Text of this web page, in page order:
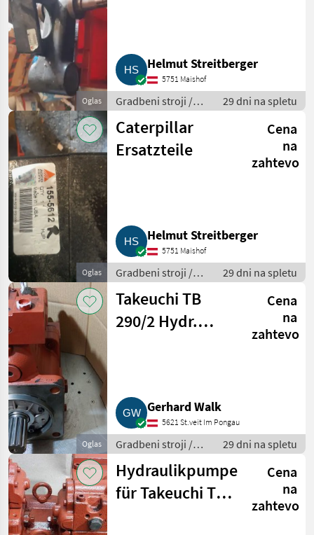
Oglas
Helmut Streitberger
5751 Maishof
Gradbeni stroji /
Bager goseničar
29 dni na spletu
Oglas
Caterpillar
Ersatzteile
Cena
na
zahtevo
Helmut Streitberger
5751 Maishof
Gradbeni stroji /
Bager goseničar
29 dni na spletu
Oglas
Takeuchi TB
290/2 Hydr.
Cena
na
zahtevo
Gerhard Walk
5621 St.veit Im Pongau
Gradbeni stroji /
Bager goseničar
29 dni na spletu
Hydraulikpumpe
für Takeuchi TB
Cena
na
zahtevo